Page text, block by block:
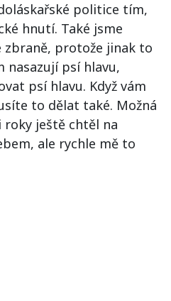
politice tím,
hnutí. Také jsme
zbraně, protože jinak to
nasazují psí hlavu,
psí hlavu. Když vám
to dělat také. Možná
ještě chtěl na
ale rychle mě to